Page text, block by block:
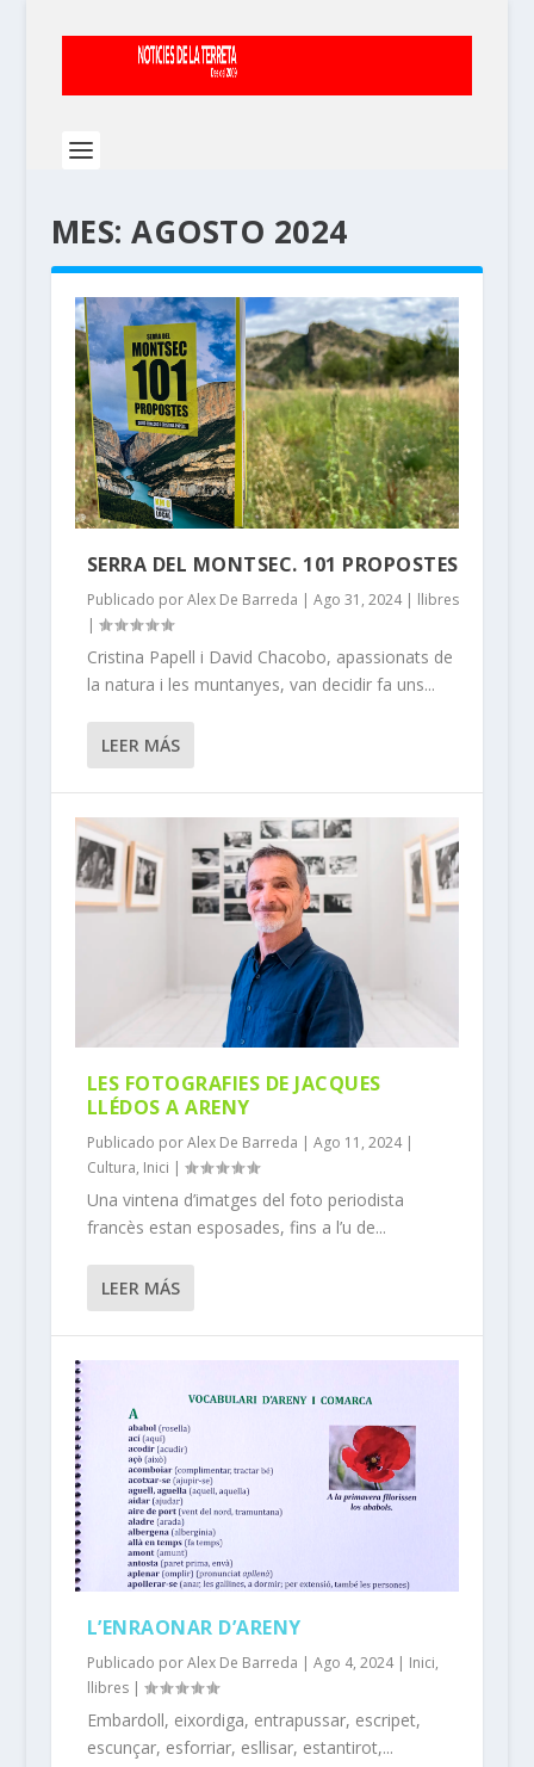
MES:AGOSTO 2024
SERRA DEL MONTSEC. 101 PROPOSTES
Publicado porAlex De Barreda | Ago 31, 2024| llibres
|
Cristina Papell i David Chacobo, apassionats de
la natura i les muntanyes, van decidir fa uns...
LEER MÁS
LES FOTOGRAFIES DE JACQUES
LLÉDOS A ARENY
Publicado porAlex De Barreda | Ago 11, 2024|
Cultura, Inici |
Una vintena d’imatges del foto periodista
francès estan esposades, fins a l’u de...
LEER MÁS
L’ENRAONAR D’ARENY
Publicado porAlex De Barreda | Ago 4, 2024| Inici,
llibres|
Embardoll, eixordiga, entrapussar, escripet,
escunçar, esforriar, esllisar, estantirot,...